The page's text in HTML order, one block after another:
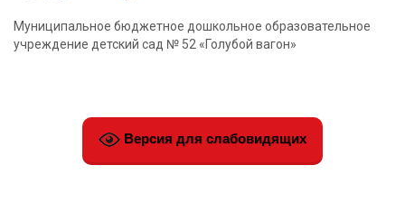
Муниципальное бюджетное дошкольное образовательное
учреждение детский сад № 52 «Голубой вагон»
Версия для слабовидящих